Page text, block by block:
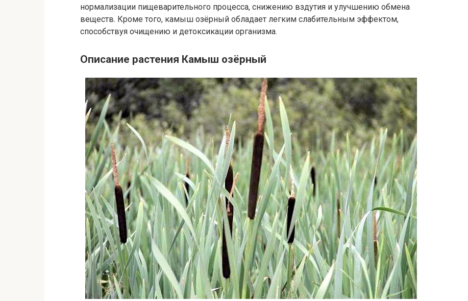
нормализации пищеварительного процесса, снижению вздутия и улучшению обмена
веществ. Кроме того, камыш озёрный обладает легким слабительным эффектом,
способствуя очищению и детоксикации организма.
Описание растения Камыш озёрный